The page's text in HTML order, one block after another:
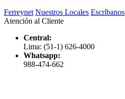
Ferreynet Nuestros Locales Escríbanos
Atención al Cliente
Central:
Lima: (51-1) 626-4000
Whatsapp:
988-474-662